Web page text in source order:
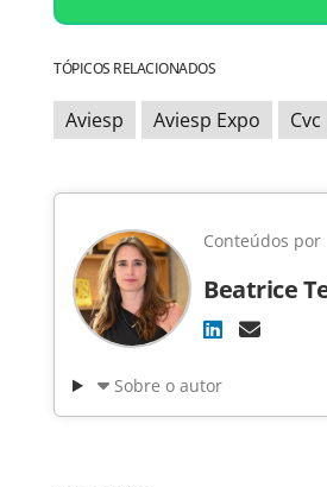
TÓPICOS RELACIONADOS
Aviesp Aviesp Expo Cvc
Conteúdos por
Beatrice
Sobre o autor